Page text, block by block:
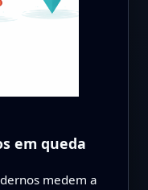
em queda
medem a